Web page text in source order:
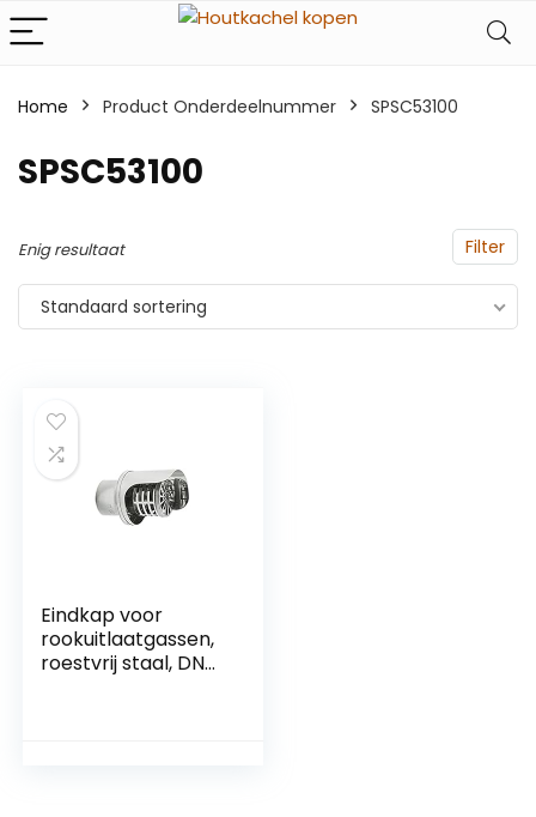
Home Product Onderdeelnummer ‎SPSC53100
‎SPSC53100
Filter
Enig resultaat
Standaard sortering
Eindkap voor
rookuitlaatgassen,
roestvrij staal, DN